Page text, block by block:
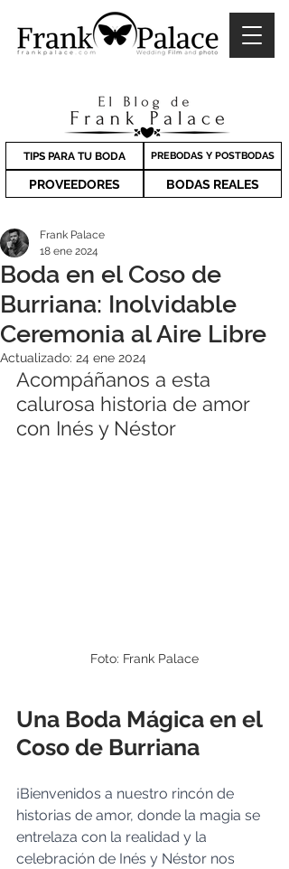
TIPS PARA TU BODA PREBODAS Y POSTBODAS
PROVEEDORES BODAS REALES
Boda en el Coso de
Burriana: Inolvidable
Ceremonia al Aire Libre
Frank Palace
18 ene 2024
Actualizado: 24 ene 2024
Acompáñanos a esta
calurosa historia de amor
con Inés y Néstor
Foto: Frank Palace
Una Boda Mágica en el
Coso de Burriana
¡Bienvenidos a nuestro rincón de
historias de amor, donde la magia se
entrelaza con la realidad y la
celebración de Inés y Néstor nos